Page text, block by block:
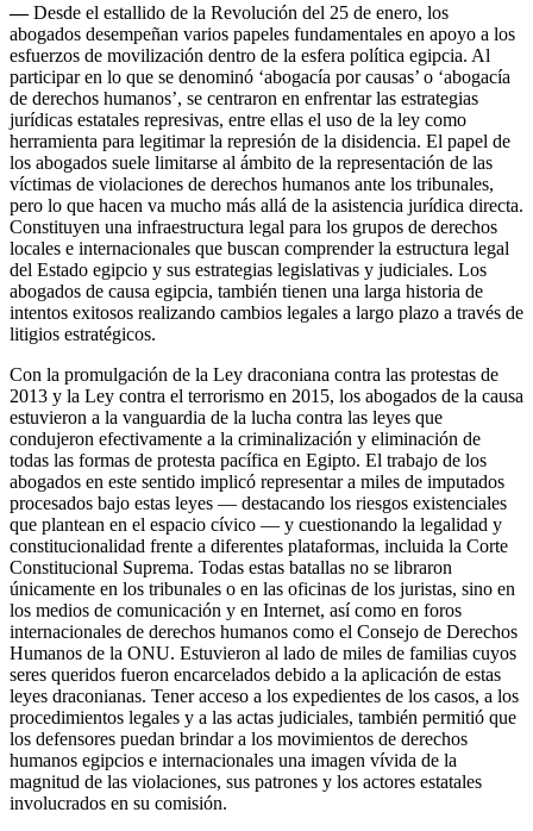
— Desde el estallido de la Revolución del 25 de enero, los
abogados desempeñan varios papeles fundamentales en apoyo a los
esfuerzos de movilización dentro de la esfera política egipcia. Al
participar en lo que se denominó ‘abogacía por causas’ o ‘abogacía
de derechos humanos’, se centraron en enfrentar las estrategias
jurídicas estatales represivas, entre ellas el uso de la ley como
herramienta para legitimar la represión de la disidencia. El papel de
los abogados suele limitarse al ámbito de la representación de las
víctimas de violaciones de derechos humanos ante los tribunales,
pero lo que hacen va mucho más allá de la asistencia jurídica directa.
Constituyen una infraestructura legal para los grupos de derechos
locales e internacionales que buscan comprender la estructura legal
del Estado egipcio y sus estrategias legislativas y judiciales. Los
abogados de causa egipcia, también tienen una larga historia de
intentos exitosos realizando cambios legales a largo plazo a través de
litigios estratégicos.
Con la promulgación de la Ley draconiana contra las protestas de
2013 y la Ley contra el terrorismo en 2015, los abogados de la causa
estuvieron a la vanguardia de la lucha contra las leyes que
condujeron efectivamente a la criminalización y eliminación de
todas las formas de protesta pacífica en Egipto. El trabajo de los
abogados en este sentido implicó representar a miles de imputados
procesados ​​bajo estas leyes — destacando los riesgos existenciales
que plantean en el espacio cívico — y cuestionando la legalidad y
constitucionalidad frente a diferentes plataformas, incluida la Corte
Constitucional Suprema. Todas estas batallas no se libraron
únicamente en los tribunales o en las oficinas de los juristas, sino en
los medios de comunicación y en Internet, así como en foros
internacionales de derechos humanos como el Consejo de Derechos
Humanos de la ONU. Estuvieron al lado de miles de familias cuyos
seres queridos fueron encarcelados debido a la aplicación de estas
leyes draconianas. Tener acceso a los expedientes de los casos, a los
procedimientos legales y a las actas judiciales, también permitió que
los defensores puedan brindar a los movimientos de derechos
humanos egipcios e internacionales una imagen vívida de la
magnitud de las violaciones, sus patrones y los actores estatales
involucrados en su comisión.